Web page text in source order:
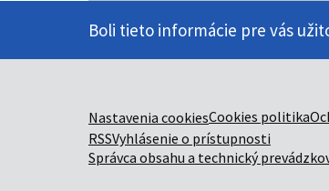
Boli tieto informácie pre vás
Nastavenia cookiesCookies politika
RSSVyhlásenie o prístupnosti
Správca obsahu a technický